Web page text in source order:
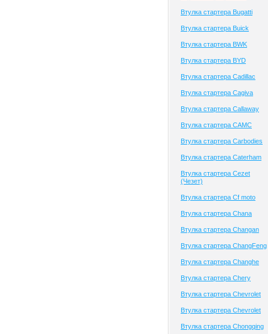
Втулка стартера Bugatti
Втулка стартера Buick
Втулка стартера BWK
Втулка стартера BYD
Втулка стартера Cadillac
Втулка стартера Cagiva
Втулка стартера Callaway
Втулка стартера CAMC
Втулка стартера Carbodies
Втулка стартера Caterham
Втулка стартера Cezet
(Чезет)
Втулка стартера Cf moto
Втулка стартера Chana
Втулка стартера Changan
Втулка стартера ChangFeng
Втулка стартера Changhe
Втулка стартера Chery
Втулка стартера Chevrolet
Втулка стартера Chevrolet
Втулка стартера Chongqing